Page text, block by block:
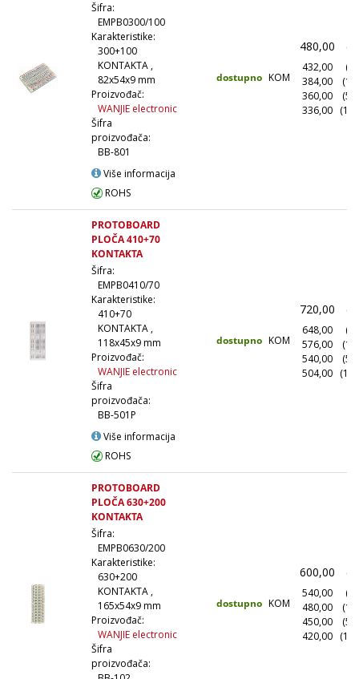
Šifra:
EMPB0300/100
Karakteristike:
300+100
KONTAKTA ,
82x54x9 mm
Proizvođač:
WANJIE electronic
Šifra
proizvođača:
BB-801
Više informacija
ROHS
dostupno KOM
480,00
432,00
384,00
360,00
336,00
PROTOBOARD
PLOČA 410+70
KONTAKTA
Šifra:
EMPB0410/70
Karakteristike:
410+70
KONTAKTA ,
118x45x9 mm
Proizvođač:
WANJIE electronic
Šifra
proizvođača:
BB-501P
Više informacija
ROHS
dostupno KOM
720,00
648,00
576,00
540,00
504,00
PROTOBOARD
PLOČA 630+200
KONTAKTA
Šifra:
EMPB0630/200
Karakteristike:
630+200
KONTAKTA ,
165x54x9 mm
Proizvođač:
WANJIE electronic
Šifra
proizvođača:
dostupno KOM
600,00
540,00
480,00
450,00
420,00